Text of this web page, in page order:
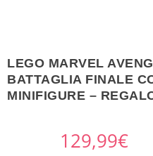
LEGO MARVEL
BATTAGLIA FINALE
MINIFIGURE –
129,99€